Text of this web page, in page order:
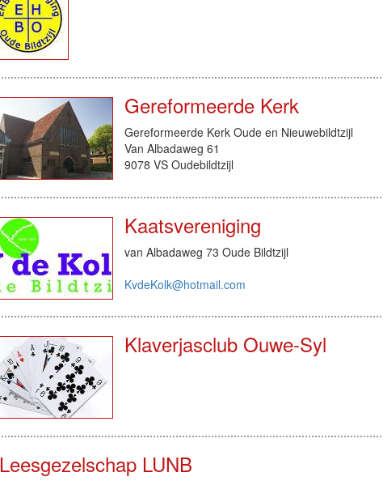
Gereformeerde Kerk
Gereformeerde Kerk Oude en Nieuwebildtzijl
Van Albadaweg 61
9078 VS Oudebildtzijl
Kaatsvereniging
van Albadaweg 73 Oude Bildtzijl
KvdeKolk@hotmail.com
Klaverjasclub Ouwe-Syl
Leesgezelschap LUNB